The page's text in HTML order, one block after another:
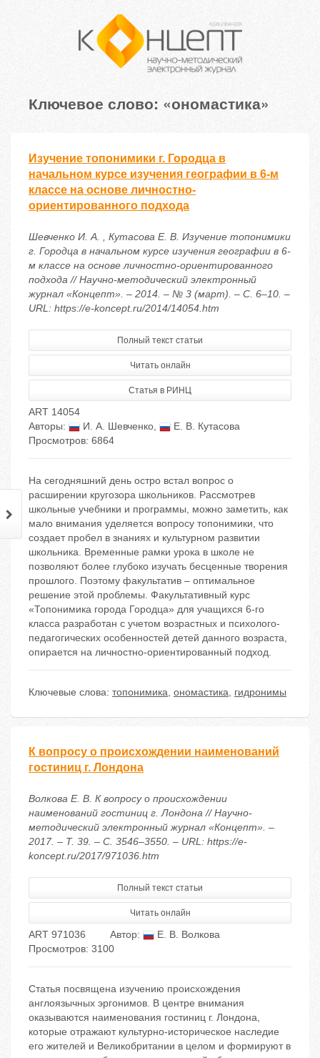
Ключевое слово: «ономастика»
Изучение топонимики г. Городца в
начальном курсе изучения географии в 6-м
классе на основе личностно-
ориентированного подхода
Шевченко И. А. , Кутасова Е. В. Изучение топонимики
г. Городца в начальном курсе изучения географии в 6-
м классе на основе личностно-ориентированного
подхода // Научно-методический электронный
журнал «Концепт». – 2014. – № 3 (март). – С. 6–10. –
URL: https://e-koncept.ru/2014/14054.htm
Полный текст статьи
Читать онлайн
Статья в РИНЦ
ART 14054
Авторы:
И. А. Шевченко,
Е. В. Кутасова
Просмотров: 6864
На сегодняшний день остро встал вопрос о
расширении кругозора школьников. Рассмотрев
школьные учебники и программы, можно заметить, как
мало внимания уделяется вопросу топонимики, что
создает пробел в знаниях и культурном развитии
школьника. Временные рамки урока в школе не
позволяют более глубоко изучать бесценные творения
прошлого. Поэтому факультатив – оптимальное
решение этой проблемы. Факультативный курс
«Топонимика города Городца» для учащихся 6-го
класса разработан с учетом возрастных и психолого-
педагогических особенностей детей данного возраста,
опирается на личностно-ориентированный подход.
Ключевые слова: топонимика, ономастика, гидронимы
К вопросу о происхождении наименований
гостиниц г. Лондона
Волкова Е. В. К вопросу о происхождении
наименований гостиниц г. Лондона // Научно-
методический электронный журнал «Концепт». –
2017. – Т. 39. – С. 3546–3550. – URL: https://e-
koncept.ru/2017/971036.htm
Полный текст статьи
Читать онлайн
ART 971036 Автор:
Е. В. Волкова
Просмотров: 3100
Статья посвящена изучению происхождения
англоязычных эргонимов. В центре внимания
оказываются наименования гостиниц г. Лондона,
которые отражают культурно-историческое наследие
его жителей и Великобритании в целом и формируют в